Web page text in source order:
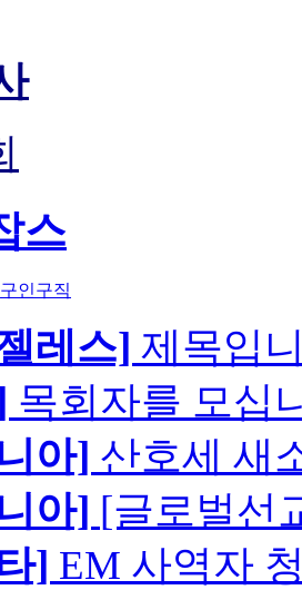
스
구인구직
레스] 제목입
목회자를 모십
아] 산호세 새
아] [글로벌선
] EM 사역자